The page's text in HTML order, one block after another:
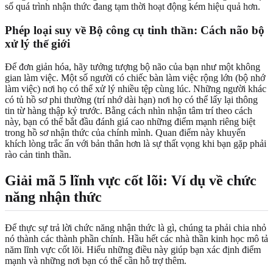
số quá trình nhận thức đang tạm thời hoạt động kém hiệu quả hơn.
Phép loại suy về Bộ công cụ tinh thần: Cách não bộ
xử lý thế giới
Để đơn giản hóa, hãy tưởng tượng bộ não của bạn như một không
gian làm việc. Một số người có chiếc bàn làm việc rộng lớn (bộ nhớ
làm việc) nơi họ có thể xử lý nhiều tệp cùng lúc. Những người khác
có tủ hồ sơ phi thường (trí nhớ dài hạn) nơi họ có thể lấy lại thông
tin từ hàng thập kỷ trước. Bằng cách nhìn nhận tâm trí theo cách
này, bạn có thể bắt đầu đánh giá cao những điểm mạnh riêng biệt
trong hồ sơ nhận thức của chính mình. Quan điểm này khuyến
khích lòng trắc ẩn với bản thân hơn là sự thất vọng khi bạn gặp phải
rào cản tinh thần.
Giải mã 5 lĩnh vực cốt lõi: Ví dụ về chức
năng nhận thức
Để thực sự trả lời chức năng nhận thức là gì, chúng ta phải chia nhỏ
nó thành các thành phần chính. Hầu hết các nhà thần kinh học mô tả
năm lĩnh vực cốt lõi. Hiểu những điều này giúp bạn xác định điểm
mạnh và những nơi bạn có thể cần hỗ trợ thêm.